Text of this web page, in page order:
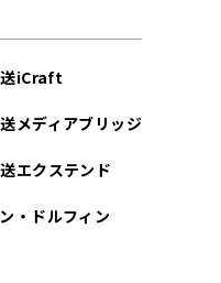
iCraft
メディアブリッジ
エクステンド
・ドルフィン